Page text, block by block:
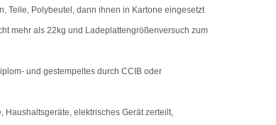
Teile, Polybeutel, dann ihnen in Kartone eingesetzt
mehr als 22kg und Ladeplattengrößenversuch zum
und gestempeltes durch CCIB oder
Haushaltsgeräte, elektrisches Gerät zerteilt,